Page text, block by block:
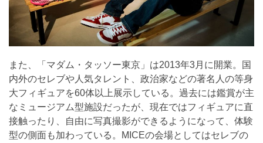
また、「マダム・タッソー東京」は2013年3月に開業。国
内外のセレブや人気タレント、政治家などの著名人の等身
大フィギュアを60体以上展示している。過去には鑑賞が主
なミュージアム型施設だったが、現在ではフィギュアに直
接触ったり、自由に写真撮影ができるようになって、体験
型の側面も加わっている。MICEの会場としてはセレブの